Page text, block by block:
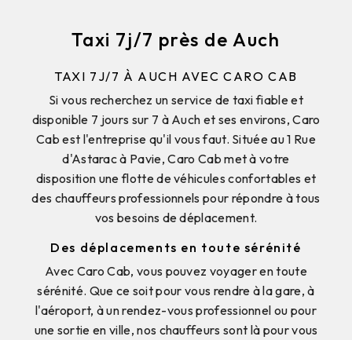
Taxi 7j/7 près de Auch
TAXI 7J/7 À AUCH AVEC CARO CAB
Si vous recherchez un service de taxi fiable et
disponible 7 jours sur 7 à Auch et ses environs, Caro
Cab est l'entreprise qu'il vous faut. Située au 1 Rue
d'Astarac à Pavie, Caro Cab met à votre
disposition une flotte de véhicules confortables et
des chauffeurs professionnels pour répondre à tous
vos besoins de déplacement.
Des déplacements en toute sérénité
Avec Caro Cab, vous pouvez voyager en toute
sérénité. Que ce soit pour vous rendre à la gare, à
l'aéroport, à un rendez-vous professionnel ou pour
une sortie en ville, nos chauffeurs sont là pour vous